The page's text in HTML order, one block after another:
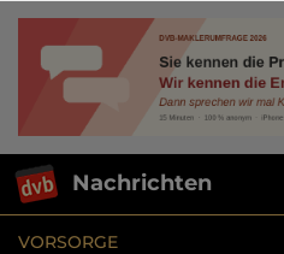
Nachrichten
VORSORGE